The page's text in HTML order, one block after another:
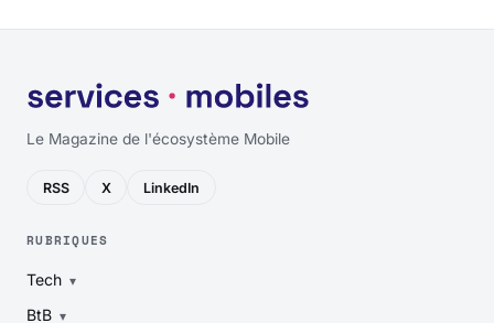
Le Magazine de l'écosystème Mobile
RSS X LinkedIn
RUBRIQUES
Tech
BtB